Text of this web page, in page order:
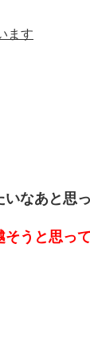
ます
いなあと思
そうと思っ